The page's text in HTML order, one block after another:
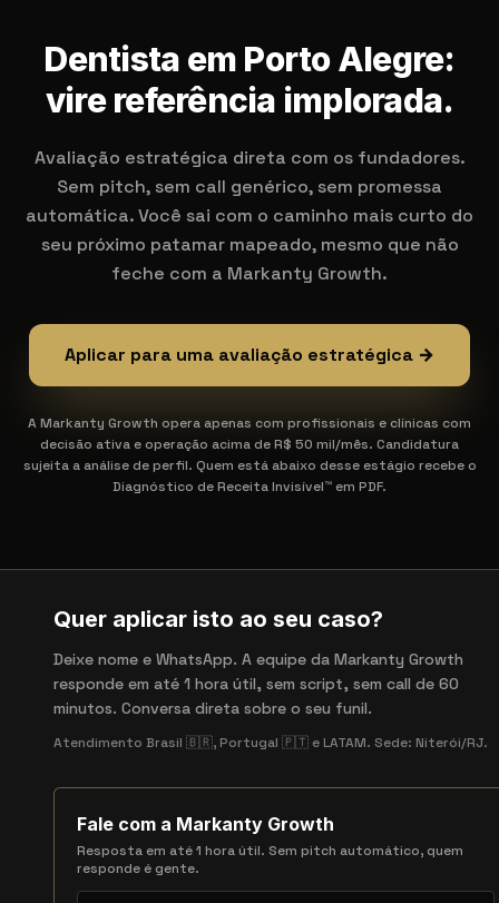
Dentista em Porto Alegre:
vire referência implorada.
Avaliação estratégica direta com os fundadores.
Sem pitch, sem call genérico, sem promessa
automática. Você sai com o caminho mais curto do
seu próximo patamar mapeado, mesmo que não
feche com a Markanty Growth.
Aplicar para uma avaliação estratégica →
A Markanty Growth opera apenas com profissionais e clínicas com
decisão ativa e operação acima de R$ 50 mil/mês. Candidatura
sujeita a análise de perfil. Quem está abaixo desse estágio recebe o
Diagnóstico de Receita Invisível™ em PDF.
Quer aplicar isto ao seu caso?
Deixe nome e WhatsApp. A equipe da Markanty Growth
responde em até 1 hora útil, sem script, sem call de 60
minutos. Conversa direta sobre o seu funil.
Atendimento Brasil 🇧🇷, Portugal 🇵🇹 e LATAM. Sede: Niterói/RJ.
Fale com a Markanty Growth
Resposta em até 1 hora útil. Sem pitch automático, quem
responde é gente.